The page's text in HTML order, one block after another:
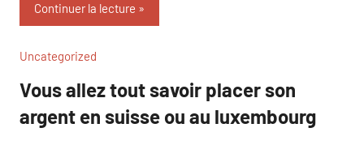
Continuer la lecture
Uncategorized
Vous allez tout savoir placer son
argent en suisse ou au luxembourg